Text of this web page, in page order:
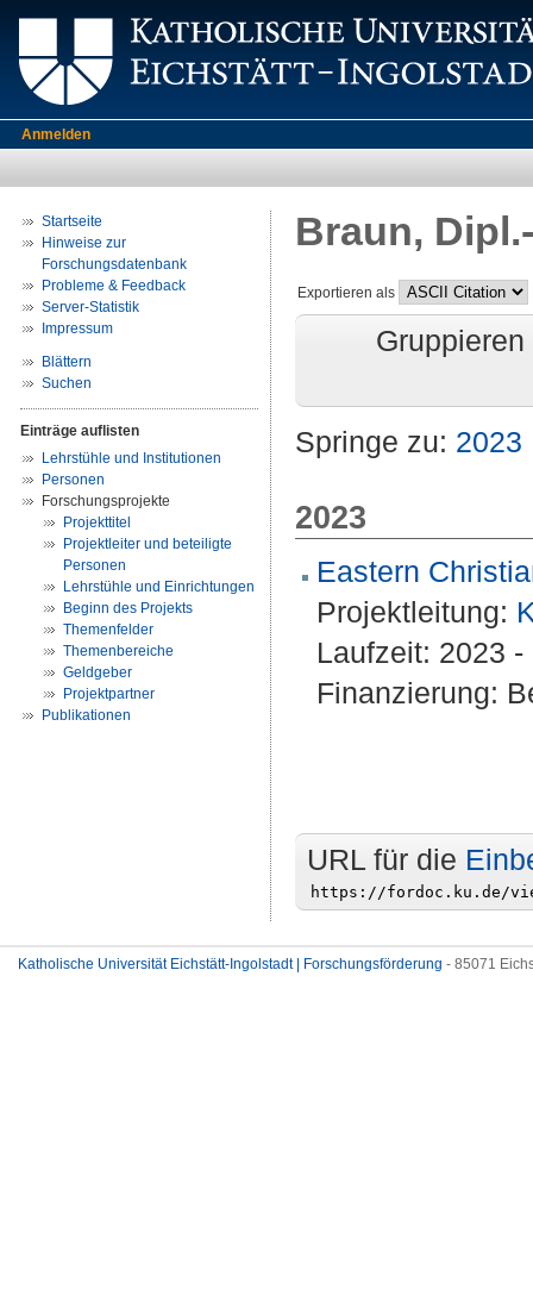
Anmelden
Startseite
Hinweise zur
Forschungsdatenbank
Probleme & Feedback
Server-Statistik
Impressum
Blättern
Suchen
Einträge auflisten
Lehrstühle und Institutionen
Personen
Forschungsprojekte
Projekttitel
Projektleiter und beteiligte
Personen
Lehrstühle und Einrichtungen
Beginn des Projekts
Themenfelder
Themenbereiche
Geldgeber
Projektpartner
Publikationen
Braun,
Exportieren als
Springe zu: 2023
2023
Eastern
Projektleitung:
Laufzeit: 2023
Finanzierung:
URL für die
Katholische Universität Eichstätt-Ingolstadt | Forschungsförderung - 85071